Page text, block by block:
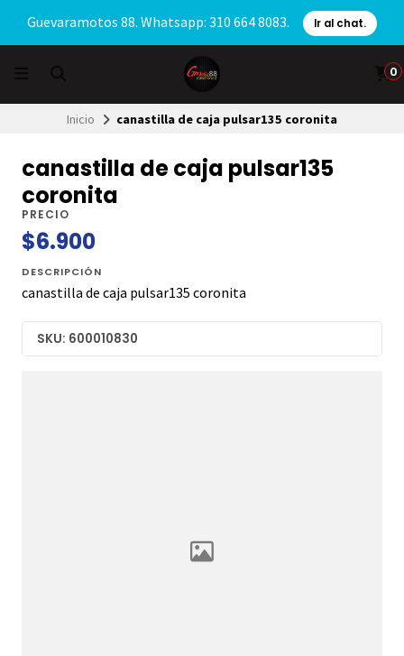
Guevaramotos 88. Whatsapp: 310 664 8083. Ir al chat.
0
Inicio canastilla de caja pulsar135 coronita
canastilla de caja pulsar135
coronita
PRECIO
$6.900
DESCRIPCIÓN
canastilla de caja pulsar135 coronita
SKU: 600010830